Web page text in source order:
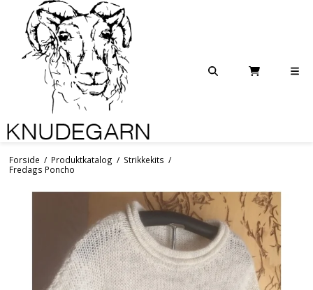
Forside / Produktkatalog / Strikkekits /
Fredags Poncho